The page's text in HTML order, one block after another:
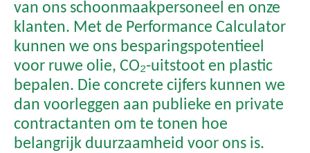
van ons schoonmaakpersoneel en onze
klanten. Met de Performance Calculator
kunnen we ons besparingspotentieel
voor ruwe olie, CO₂-uitstoot en plastic
bepalen. Die concrete cijfers kunnen we
dan voorleggen aan publieke en private
contractanten om te tonen hoe
belangrijk duurzaamheid voor ons is.